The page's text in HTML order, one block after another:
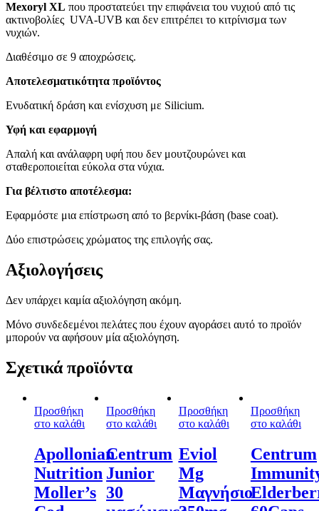
Mexoryl XL που προστατεύει την επιφάνεια του νυχιού από τις
ακτινοβολίες UVA-UVB και δεν επιτρέπει το κιτρίνισμα των
νυχιών.
Διαθέσιμο σε 9 αποχρώσεις.
Αποτελεσματικότητα προϊόντος
Ενυδατική δράση και ενίσχυση με Silicium.
Υφή και εφαρμογή
Απαλή και ανάλαφρη υφή που δεν μουτζουρώνει και
σταθεροποιείται εύκολα στα νύχια.
Για βέλτιστο αποτέλεσμα:
Εφαρμόστε μια επίστρωση από το βερνίκι-βάση (base coat).
Δύο επιστρώσεις χρώματος της επιλογής σας.
Αξιολογήσεις
Δεν υπάρχει καμία αξιολόγηση ακόμη.
Μόνο συνδεδεμένοι πελάτες που έχουν αγοράσει αυτό το προϊόν
μπορούν να αφήσουν μία αξιολόγηση.
Σχετικά προϊόντα
Προσθήκη
στο καλάθι
Apollonian
Nutrition
Moller’s
Προσθήκη
στο καλάθι
Centrum
Junior
30
Προσθήκη
στο καλάθι
Eviol
Mg
Μαγνήσιο
Προσθήκη
στο καλάθι
Centrum